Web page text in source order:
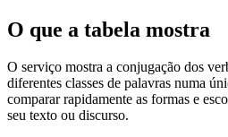
O que a tabela mostra
O serviço mostra a conjugação dos
diferentes classes de palavras numa
comparar rapidamente as formas e
seu texto ou discurso.